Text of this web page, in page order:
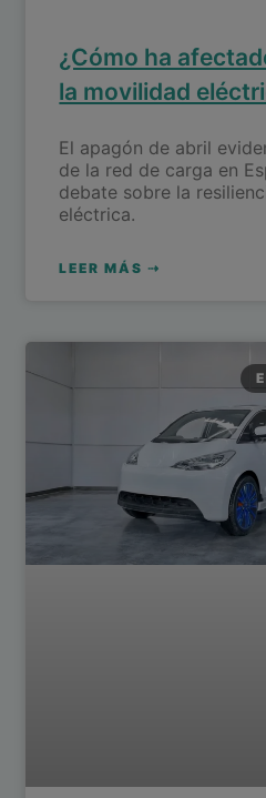
¿Cómo ha
la movilidad
El apagón de abril
de la red de carga en
debate sobre la
eléctrica.
LEER MÁS ⇢